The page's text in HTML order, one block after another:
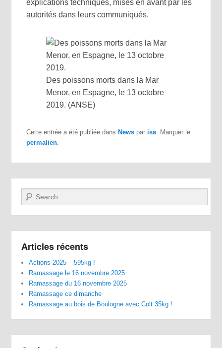
explications techniques, mises en avant par les
autorités dans leurs communiqués.
Des poissons morts dans la Mar
Menor, en Espagne, le 13 octobre
2019. (ANSE)
Cette entrée a été publiée dans News par isa . Marquer le
permalien
Recherche
Articles récents
Actions 2025 – 595kg !
Ramassage le 16 novembre 2025
Ramassage du 16 novembre 2025
Ramassage ce dimanche
Ramassage au bois de Boulogne avec Colt 35kg !